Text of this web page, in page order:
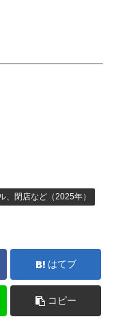
、閉店など（2025年）
はてブ
コピー